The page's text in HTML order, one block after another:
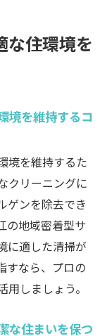
な住環境を
境を維持するコ
境を維持するた
クリーニングに
ゲンを除去でき
の地域密着型サ
に適した清掃が
すなら、プロの
しましょう。
な住まいを保つ